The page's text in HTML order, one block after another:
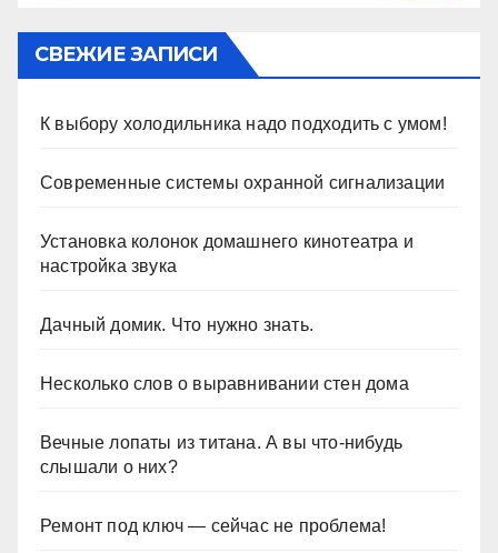
СВЕЖИЕ ЗАПИСИ
К выбору холодильника надо подходить с умом!
Современные системы охранной сигнализации
Установка колонок домашнего кинотеатра и
настройка звука
Дачный домик. Что нужно знать.
Несколько слов о выравнивании стен дома
Вечные лопаты из титана. А вы что-нибудь
слышали о них?
Ремонт под ключ — сейчас не проблема!